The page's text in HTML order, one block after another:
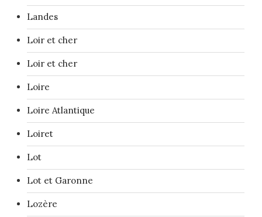
Landes
Loir et cher
Loir et cher
Loire
Loire Atlantique
Loiret
Lot
Lot et Garonne
Lozère